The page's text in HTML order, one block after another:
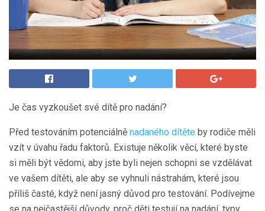
Je čas vyzkoušet své dítě pro nadání?
Před testováním potenciálně nadaného dítěte by rodiče měli
vzít v úvahu řadu faktorů. Existuje několik věcí, které byste
si měli být vědomi, aby jste byli nejen schopni se vzdělávat
ve vašem dítěti, ale aby se vyhnuli nástrahám, které jsou
příliš časté, když není jasný důvod pro testování. Podívejme